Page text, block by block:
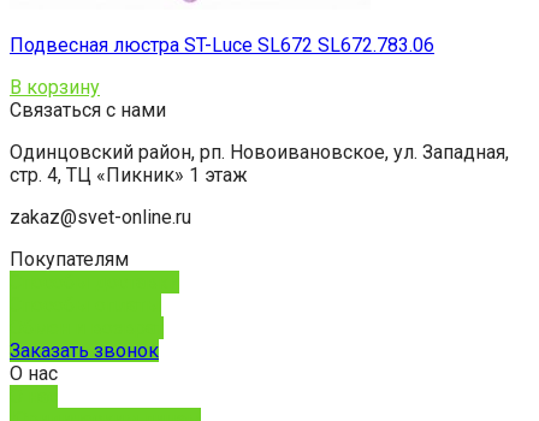
Подвесная люстра ST-Luce SL672 SL672.783.06
В корзину
Связаться с нами
Одинцовский район, рп. Новоивановское, ул. Западная,
стр. 4, ТЦ «Пикник» 1 этаж
zakaz@svet-online.ru
Покупателям
Заказать звонок
О нас